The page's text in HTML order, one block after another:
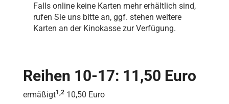
Falls online keine Karten mehr erhältlich sind,
rufen Sie uns bitte an, ggf. stehen weitere
Karten an der Kinokasse zur Verfügung.
Reihen 10-17: 11,50 Euro
ermäßigt1,2 10,50 Euro